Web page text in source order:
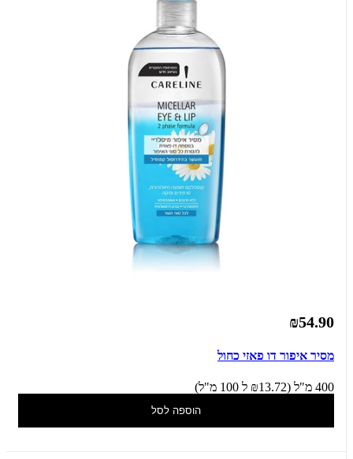
₪54.90
מסיר איפור דו פאזי כחול
400 מ"ל (₪13.72 ל 100 מ"ל)
הוספה לסל